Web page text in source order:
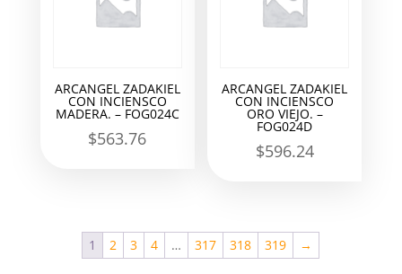
ARCANGEL ZADAKIEL
CON INCIENSCO
MADERA. – FOG024C
$563.76
ARCANGEL ZADAKIEL
CON INCIENSCO
ORO VIEJO. –
FOG024D
$596.24
1 2 3 4 … 317 318 319 →